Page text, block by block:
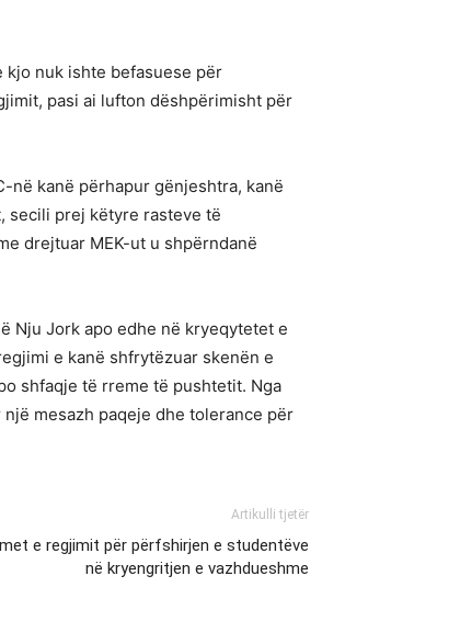
kjo nuk ishte befasuese për
pasi ai lufton dëshpërimisht për
në kanë përhapur gënjeshtra, kanë
secili prej këtyre rasteve të
drejtuar MEK-ut u shpërndanë
Nju Jork apo edhe në kryeqytetet e
e kanë shfrytëzuar skenën e
shfaqje të rreme të pushtetit. Nga
mesazh paqeje dhe tolerance për
Artikulli tjetër
e regjimit për përfshirjen e studentëve
në kryengritjen e vazhdueshme